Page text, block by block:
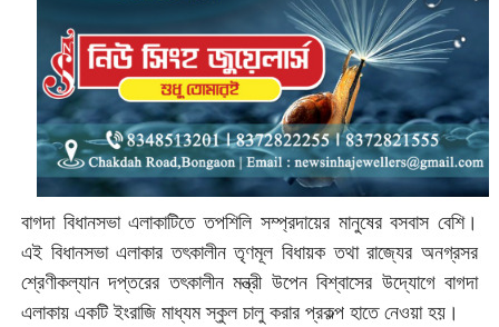
বাগদা বিধানসভা এলাকাটিতে তপশিলি সম্প্রদায়ের মানুষের বসবাস বেশি।
এই বিধানসভা এলাকার তৎকালীন তৃণমূল বিধায়ক তথা রাজ্যের অনগ্রসর
শ্রেণীকল্যান দপ্তরের তৎকালীন মন্ত্রী উপেন বিশ্বাসের উদ্যোগে বাগদা
এলাকায় একটি ইংরাজি মাধ্যম স্কুল চালু করার প্রকল্প হাতে নেওয়া হয়।